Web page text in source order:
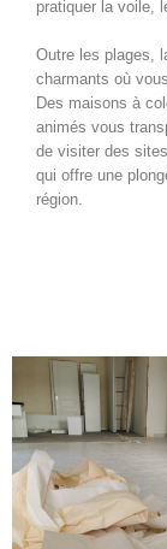
pratiquer la voile,
Outre les plages,
charmants où
Des maisons à
animés vous
de visiter des
qui offre une
région.